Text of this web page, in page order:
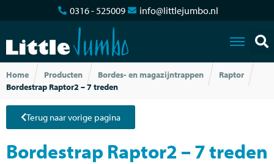
0316 - 525009 info@littlejumbo.nl
Home Producten Bordes- en magazijntrappen
Raptor
Bordestrap Raptor2 – 7 treden
Terug naar vorige pagina
Bordestrap Raptor2 – 7 treden